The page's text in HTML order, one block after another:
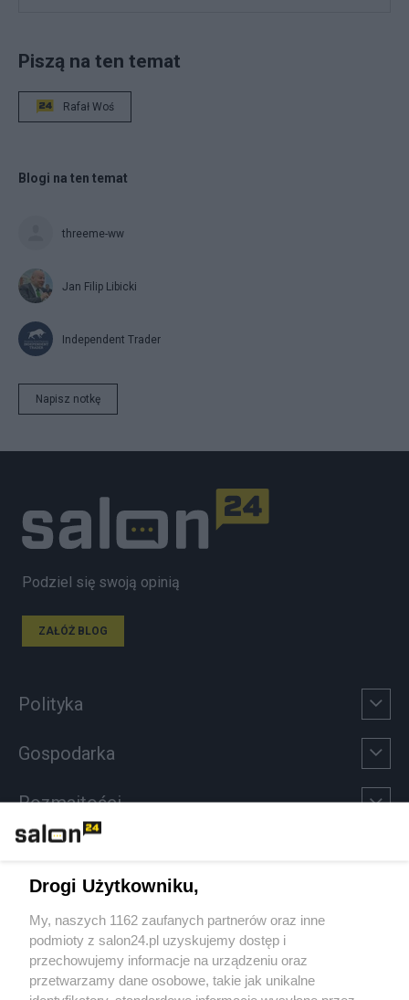
Piszą na ten temat
Rafał Woś
Blogi na ten temat
threeme-ww
Jan Filip Libicki
Independent Trader
Napisz notkę
Podziel się swoją opinią
ZAŁÓŻ BLOG
Polityka
Gospodarka
Rozmaitości
Sport
Społeczeństwo
Drogi Użytkowniku,
My, naszych 1162 zaufanych partnerów oraz inne
podmioty z salon24.pl uzyskujemy dostęp i
przechowujemy informacje na urządzeniu oraz
przetwarzamy dane osobowe, takie jak unikalne